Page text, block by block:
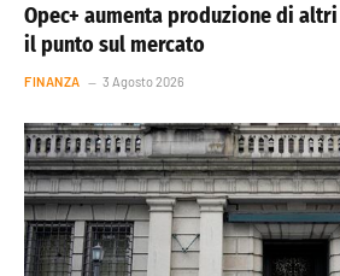
Opec+ aumenta produzione di
il punto sul mercato
FINANZA 3 Agosto 2026